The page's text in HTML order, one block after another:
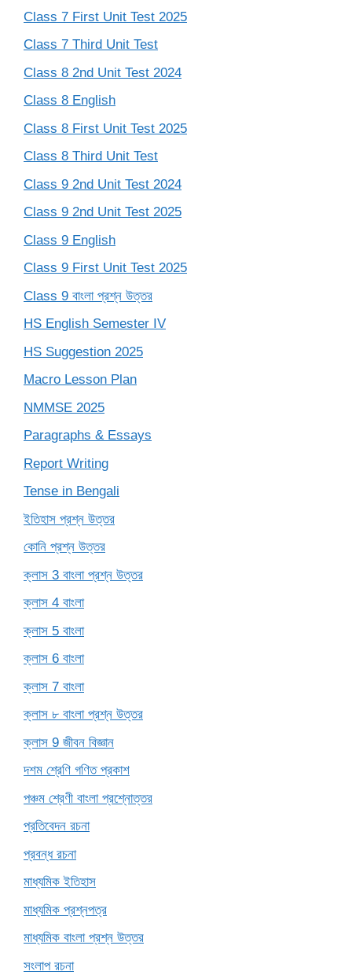
Class 7 First Unit Test 2025
Class 7 Third Unit Test
Class 8 2nd Unit Test 2024
Class 8 English
Class 8 First Unit Test 2025
Class 8 Third Unit Test
Class 9 2nd Unit Test 2024
Class 9 2nd Unit Test 2025
Class 9 English
Class 9 First Unit Test 2025
Class 9 বাংলা প্রশ্ন উত্তর
HS English Semester IV
HS Suggestion 2025
Macro Lesson Plan
NMMSE 2025
Paragraphs & Essays
Report Writing
Tense in Bengali
ইতিহাস প্রশ্ন উত্তর
কোনি প্রশ্ন উত্তর
ক্লাস 3 বাংলা প্রশ্ন উত্তর
ক্লাস 4 বাংলা
ক্লাস 5 বাংলা
ক্লাস 6 বাংলা
ক্লাস 7 বাংলা
ক্লাস ৮ বাংলা প্রশ্ন উত্তর
ক্লাস 9 জীবন বিজ্ঞান
দশম শ্রেণি গণিত প্রকাশ
পঞ্চম শ্রেণী বাংলা প্রশ্নোত্তর
প্রতিবেদন রচনা
প্রবন্ধ রচনা
মাধ্যমিক ইতিহাস
মাধ্যমিক প্রশ্নপত্র
মাধ্যমিক বাংলা প্রশ্ন উত্তর
সংলাপ রচনা